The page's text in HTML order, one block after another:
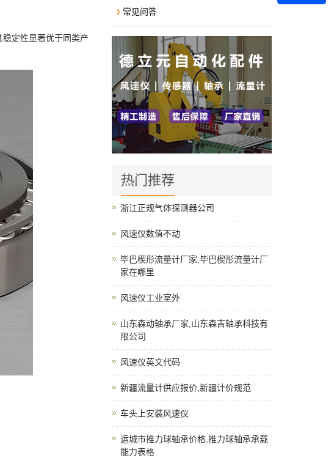
定性显著优于同类产
常见问答
热门推荐
浙江正规气体探测器公司
风速仪数值不动
毕巴楔形流量计厂家,毕巴楔形流量计厂
家在哪里
风速仪工业室外
山东森动轴承厂家,山东森吉轴承科技有
限公司
风速仪英文代码
新疆流量计供应报价,新疆计价规范
车头上安装风速仪
运城市推力球轴承价格,推力球轴承承载
能力表格